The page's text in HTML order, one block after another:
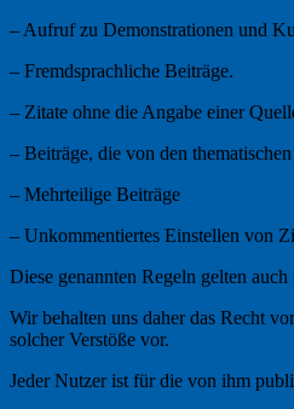
– Aufruf zu Demonstrationen und
– Fremdsprachliche Beiträge.
– Zitate ohne die Angabe einer
– Beiträge, die von den
– Mehrteilige Beiträge
– Unkommentiertes Einstellen von
Diese genannten Regeln gelten
Wir behalten uns daher das Recht
solcher Verstöße vor.
Jeder Nutzer ist für die von ihm